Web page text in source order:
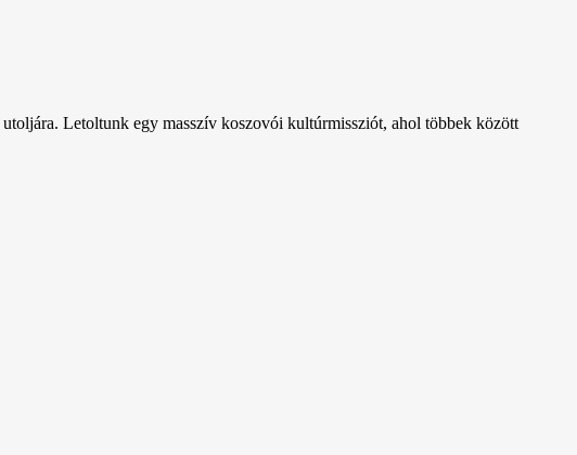
Letoltunk egy masszív koszovói kultúrmissziót, ahol többek között